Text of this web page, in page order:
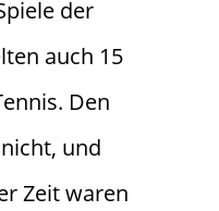
der
auch 15
Den
und
Zeit waren